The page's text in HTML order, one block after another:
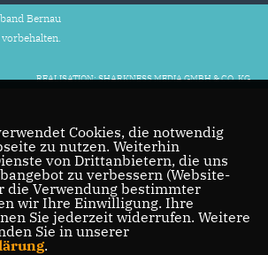
Bernau
REALISATION: SHARKNESS MEDIA GMBH & CO. KG
Cookies, die notwendig
zu nutzen. Weiterhin
von Drittanbietern, die uns
zu verbessern (Website-
die Verwendung bestimmter
wir Ihre Einwilligung. Ihre
Sie jederzeit widerrufen. Weitere
Sie in unserer
.